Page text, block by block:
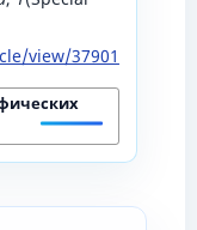
view/37901